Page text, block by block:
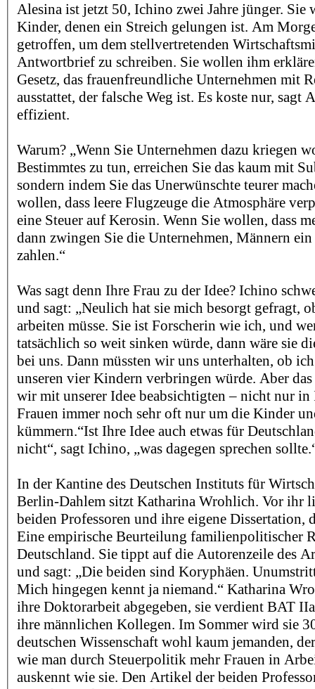
Alesina ist jetzt 50, Ichino zwei Jahre jünger. Sie
Kinder, denen ein Streich gelungen ist. Am
getroffen, um dem stellvertretenden
Antwortbrief zu schreiben. Sie wollen ihm
Gesetz, das frauenfreundliche Unternehmen mit
ausstattet, der falsche Weg ist. Es koste nur, sagt
effizient.
Warum? „Wenn Sie Unternehmen dazu kriegen
Bestimmtes zu tun, erreichen Sie das kaum mit
sondern indem Sie das Unerwünschte teurer
wollen, dass leere Flugzeuge die Atmosphäre
eine Steuer auf Kerosin. Wenn Sie wollen, dass
dann zwingen Sie die Unternehmen, Männern
zahlen.“
Was sagt denn Ihre Frau zu der Idee? Ichino
und sagt: „Neulich hat sie mich besorgt gefragt,
arbeiten müsse. Sie ist Forscherin wie ich, und
tatsächlich so weit sinken würde, dann wäre sie
bei uns. Dann müssten wir uns unterhalten, ob
unseren vier Kindern verbringen würde. Aber
wir mit unserer Idee beabsichtigten – nicht nur
Frauen immer noch sehr oft nur um die Kinder
kümmern.“Ist Ihre Idee auch etwas für
nicht“, sagt Ichino, „was dagegen sprechen
In der Kantine des Deutschen Instituts für
Berlin-Dahlem sitzt Katharina Wrohlich. Vor ihr
beiden Professoren und ihre eigene Dissertation,
Eine empirische Beurteilung familienpolitischer
Deutschland. Sie tippt auf die Autorenzeile des
und sagt: „Die beiden sind Koryphäen.
Mich hingegen kennt ja niemand.“ Katharina
ihre Doktorarbeit abgegeben, sie verdient BAT
ihre männlichen Kollegen. Im Sommer wird sie
deutschen Wissenschaft wohl kaum jemanden,
wie man durch Steuerpolitik mehr Frauen in
auskennt wie sie. Den Artikel der beiden